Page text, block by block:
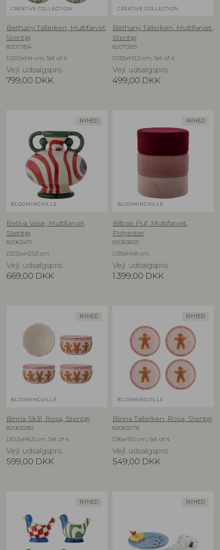
CREATIVE COLLECTION
Bethany Tallerken, Multifarvet,
Stentøj
82073154
D20,5xH4 cm, Set of 4
Vejl. udsalgspris
799,00 DKK
CREATIVE COLLECTION
Bethany Tallerken, Multifarvet,
Stentøj
82073155
D13,5xH2,5 cm, Set of 4
Vejl. udsalgspris
499,00 DKK
NYHED
BLOOMINGVILLE
Betiva Vase, Multifarvet,
Stentøj
82063471
D23,5xH25,5 cm
Vejl. udsalgspris
669,00 DKK
NYHED
BLOOMINGVILLE
Bilbao Puf, Multifarvet,
Polyester
82063605
D39xH48 cm
Vejl. udsalgspris
1.399,00 DKK
NYHED
BLOOMINGVILLE
Binna Skål, Rosa, Stentøj
82063280
D12,5xH6,5 cm, Set of 4
Vejl. udsalgspris
599,00 DKK
NYHED
BLOOMINGVILLE
Binna Tallerken, Rosa, Stentøj
82063278
D16xH1,5 cm, Set of 4
Vejl. udsalgspris
549,00 DKK
NYHED NYHED